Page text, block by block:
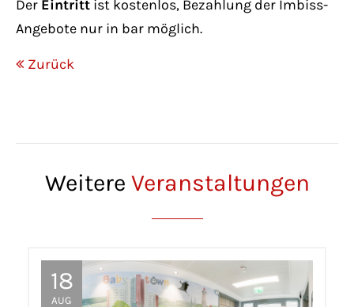
Der Eintritt ist kostenlos, Bezahlung der Imbiss-
Angebote nur in bar möglich.
Zurück
Weitere Veranstaltungen
18
AUG